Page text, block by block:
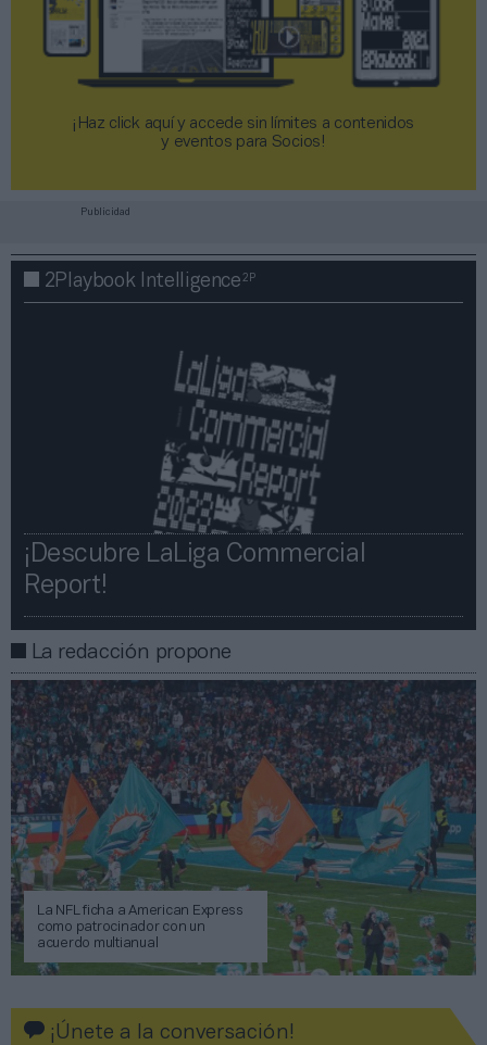
¡Haz click aquí y accede sin límites a contenidos
y eventos para Socios!​​​​​​​
Publicidad
2Playbook Intelligence2P
¡Descubre LaLiga Commercial
Report!​​
La redacción propone
La NFL ficha a American Express
como patrocinador con un
acuerdo multianual
¡Únete a la conversación!